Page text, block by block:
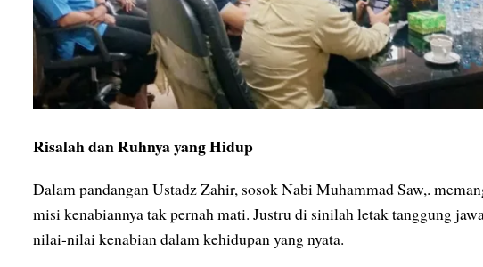
Risalah dan Ruhnya yang Hidup
Dalam pandangan Ustadz Zahir, sosok Nabi Muhammad Saw,.
misi kenabiannya tak pernah mati. Justru di sinilah letak tanggung
nilai-nilai kenabian dalam kehidupan yang nyata.